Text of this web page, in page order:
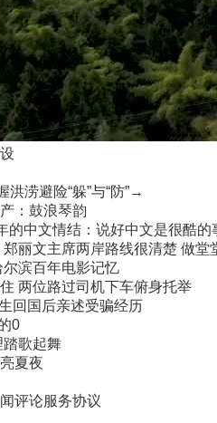
涝避险“躲”与“防”→
：鼓浪琴韵
的中文情结：说好中文是很酷的
丽文主席两岸路线很清楚 做堂
滨百年电影记忆
两位路过司机下车俯身托举
回国后亲述受骗经历
0
踏歌起舞
夏夜
评论服务协议